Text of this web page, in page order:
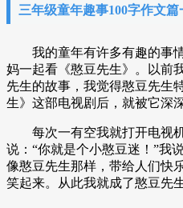
三年级童年趣事100字作文篇
我的童年有许多有趣的事情
妈一起看《憨豆先生》。以前
先生的故事，我觉得憨豆先生
生》这部电视剧后，就被它深
每次一有空我就打开电视机
说：“你就是个小憨豆迷！”我
像憨豆先生那样，带给人们快
笑起来。从此我就成了憨豆先